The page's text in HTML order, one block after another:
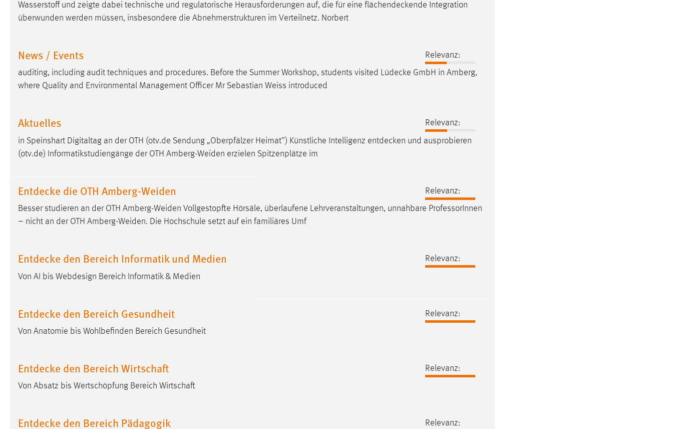
Wasserstoff und zeigte dabei technische und regulatorische Herausforderungen auf, die für eine flächendeckende Integration
überwunden werden müssen, insbesondere die Abnehmerstrukturen im Verteilnetz. Norbert
News / Events
Relevanz:
auditing, including audit techniques and procedures. Before the Summer Workshop, students visited Lüdecke GmbH in Amberg,
where Quality and Environmental Management Officer Mr Sebastian Weiss introduced
Aktuelles
Relevanz:
in Speinshart Digitaltag an der OTH (otv.de Sendung „Oberpfälzer Heimat”) Künstliche Intelligenz entdecken und ausprobieren
(otv.de) Informatikstudiengänge der OTH Amberg-Weiden erzielen Spitzenplätze im
Entdecke die OTH Amberg-Weiden
Relevanz:
Besser studieren an der OTH Amberg-Weiden Vollgestopfte Hörsäle, überlaufene Lehrveranstaltungen, unnahbare ProfessorInnen
– nicht an der OTH Amberg-Weiden. Die Hochschule setzt auf ein familiäres Umf
Entdecke den Bereich Informatik und Medien
Relevanz:
Von AI bis Webdesign Bereich Informatik & Medien
Entdecke den Bereich Gesundheit
Relevanz:
Von Anatomie bis Wohlbefinden Bereich Gesundheit
Entdecke den Bereich Wirtschaft
Relevanz:
Von Absatz bis Wertschöpfung Bereich Wirtschaft
Entdecke den Bereich Pädagogik Relevanz:
YouTube